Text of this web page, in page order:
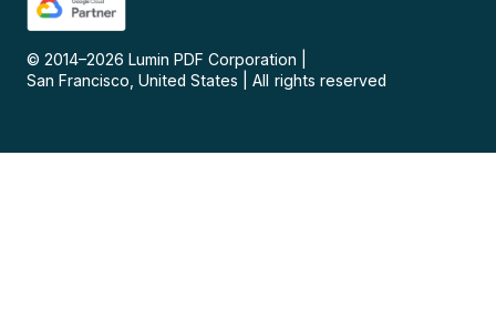
© 2014–2026 Lumin PDF Corporation
San Francisco, United States
All rights reserved